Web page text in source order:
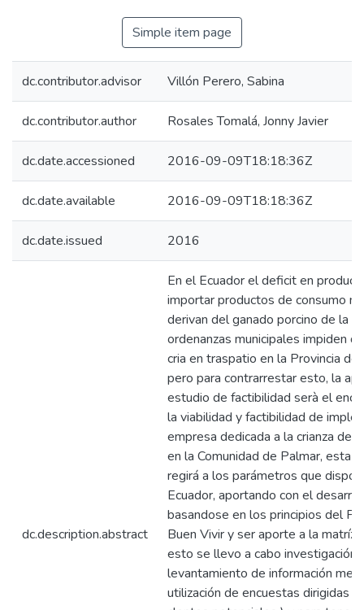
Simple item page
dc.contributor.advisor Villón Perero, Sabina
dc.contributor.author Rosales Tomalá, Jonny Javier
dc.date.accessioned 2016-09-09T18:18:36Z
dc.date.available 2016-09-09T18:18:36Z
dc.date.issued 2016
dc.description.abstract
En el Ecuador el deficit en
importar productos de consumo
derivan del ganado porcino de la
ordenanzas municipales impiden
cria en traspatio en la Provincia de
pero para contrarrestar esto, la
estudio de factibilidad serà el
la viabilidad y factibilidad de
empresa dedicada a la crianza de
en la Comunidad de Palmar, esta
regirá a los parámetros que
Ecuador, aportando con el
basandose en los principios del
Buen Vivir y ser aporte a la matríz
esto se llevo a cabo investigación
levantamiento de información
utilización de encuestas dirigidas